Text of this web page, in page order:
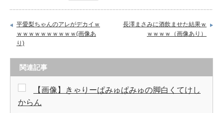
平愛梨ちゃんのアレがデカイｗ
ｗｗｗｗｗｗｗｗｗｗ(画像あ
り)
長澤まさみに酒飲ませた結果ｗ
ｗｗｗｗ（画像あり）
関連記事
【画像】きゃりーぱみゅぱみゅの脚白くてけし
からん